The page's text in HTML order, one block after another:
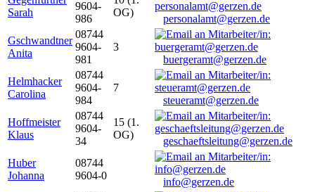
Sarah
9604-
986
OG)
personalamt@gerzen.de
Gschwandtner
Anita
08744
9604-
981
3
buergeramt@gerzen.de
Helmhacker
Carolina
08744
9604-
984
7
steueramt@gerzen.de
Hoffmeister
Klaus
08744
9604-
34
15 (1.
OG)
geschaeftsleitung@gerzen.de
Huber
Johanna
08744
9604-0
info@gerzen.de